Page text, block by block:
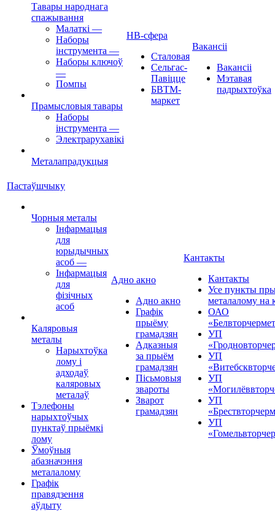
Тавары народнага
спажывання
Малаткі —
Наборы
інструмента —
Наборы ключоў
—
Помпы
Прамысловыя тавары
Наборы
інструмента —
Электрарухавікі
Металапрадукцыя
НВ-сфера
Сталовая
Сельгас-
Павіцце
БВТМ-
маркет
Вакансіі
Вакансіі
Мэтавая
падрыхтоўка
Пастаўшчыку
Чорныя металы
Інфармацыя
для
юрыдычных
асоб —
Інфармацыя
для
фізічных
асоб
Каляровыя
металы
Нарыхтоўка
лому і
адходаў
каляровых
металаў
Тэлефоны
нарыхтоўчых
пунктаў прыёмкі
лому
Ўмоўныя
абазначэння
металалому
Графік
правядзення
аўдыту
Адно акно
Адно акно
Графік
прыёму
грамадзян
Адказныя
за прыём
грамадзян
Пісьмовыя
звароты
Зварот
грамадзян
Кантакты
Кантакты
Усе пункты
металалому на
ОАО
УП
УП
УП
УП
УП